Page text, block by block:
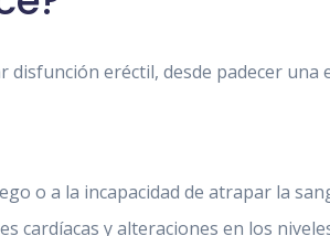
eréctil, desde padecer
o a la incapacidad de atrapar la
cardíacas y alteraciones en los